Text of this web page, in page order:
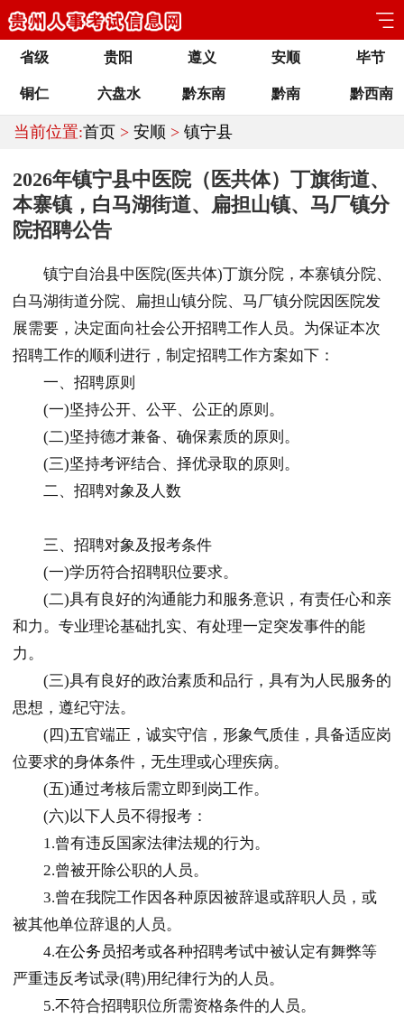
省级 贵阳 遵义 安顺 毕节
铜仁 六盘水 黔东南 黔南 黔西南
当前位置:首页 > 安顺 > 镇宁县
2026年镇宁县中医院（医共体）丁旗街道、
本寨镇，白马湖街道、扁担山镇、马厂镇分
院招聘公告
镇宁自治县中医院(医共体)丁旗分院，本寨镇分院、
白马湖街道分院、扁担山镇分院、马厂镇分院因医院发
展需要，决定面向社会公开招聘工作人员。为保证本次
招聘工作的顺利进行，制定招聘工作方案如下：
一、招聘原则
(一)坚持公开、公平、公正的原则。
(二)坚持德才兼备、确保素质的原则。
(三)坚持考评结合、择优录取的原则。
二、招聘对象及人数
三、招聘对象及报考条件
(一)学历符合招聘职位要求。
(二)具有良好的沟通能力和服务意识，有责任心和亲
和力。专业理论基础扎实、有处理一定突发事件的能
力。
(三)具有良好的政治素质和品行，具有为人民服务的
思想，遵纪守法。
(四)五官端正，诚实守信，形象气质佳，具备适应岗
位要求的身体条件，无生理或心理疾病。
(五)通过考核后需立即到岗工作。
(六)以下人员不得报考：
1.曾有违反国家法律法规的行为。
2.曾被开除公职的人员。
3.曾在我院工作因各种原因被辞退或辞职人员，或
被其他单位辞退的人员。
4.在公务员招考或各种招聘考试中被认定有舞弊等
严重违反考试录(聘)用纪律行为的人员。
5.不符合招聘职位所需资格条件的人员。